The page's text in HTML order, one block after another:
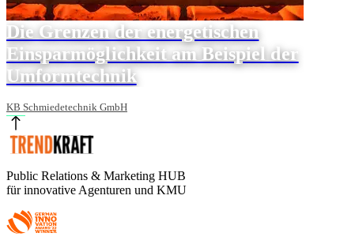
Die Grenzen der energetischen
Einsparmöglichkeit am Beispiel der
Umformtechnik
KB Schmiedetechnik GmbH
Public Relations & Marketing HUB
für innovative Agenturen und KMU